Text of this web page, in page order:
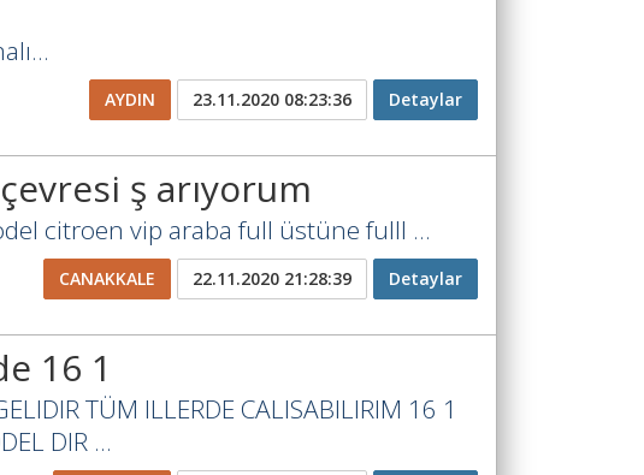
AYDIN 23.11.2020 08:23:36 Detaylar
ş arıyorum
citroen vip araba full üstüne fulll ...
CANAKKALE 22.11.2020 21:28:39 Detaylar
16 1
TÜM ILLERDE CALISABILIRIM 16 1
DIR ...